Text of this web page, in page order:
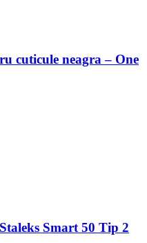
cuticule neagra – One
Smart 50 Tip 2